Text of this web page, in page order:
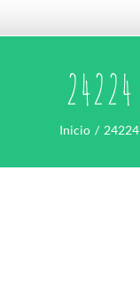
24224
Inicio 24224